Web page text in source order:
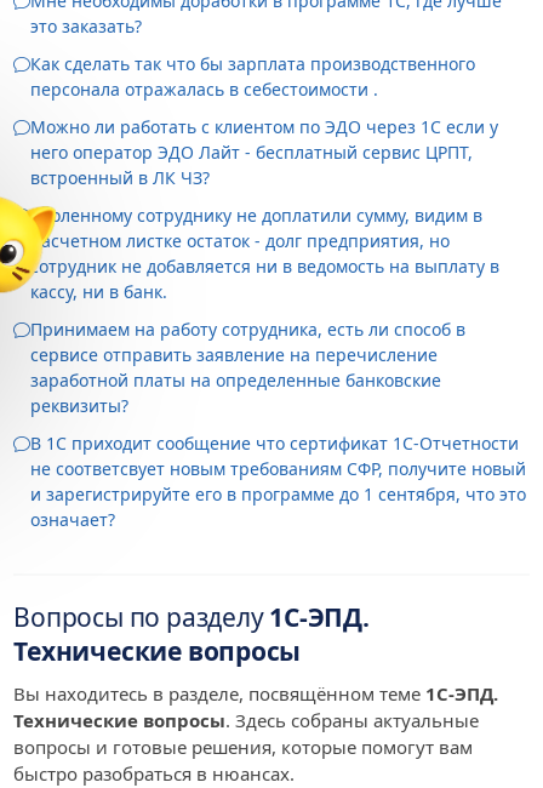
это заказать?
Как сделать так что бы зарплата производственного
персонала отражалась в себестоимости .
Можно ли работать с клиентом по ЭДО через 1С если у
него оператор ЭДО Лайт - бесплатный сервис ЦРПТ,
встроенный в ЛК ЧЗ?
Уволенному сотруднику не доплатили сумму, видим в
расчетном листке остаток - долг предприятия, но
сотрудник не добавляется ни в ведомость на выплату в
кассу, ни в банк.
Принимаем на работу сотрудника, есть ли способ в
сервисе отправить заявление на перечисление
заработной платы на определенные банковские
реквизиты?
В 1С приходит сообщение что сертификат 1С-Отчетности
не соответсвует новым требованиям СФР, получите новый
и зарегистрируйте его в программе до 1 сентября, что это
означает?
Вопросы по разделу1С-ЭПД.
Технические вопросы
Вы находитесь в разделе, посвящённом теме 1С-ЭПД.
Технические вопросы. Здесь собраны актуальные
вопросы и готовые решения, которые помогут вам
быстро разобраться в нюансах.